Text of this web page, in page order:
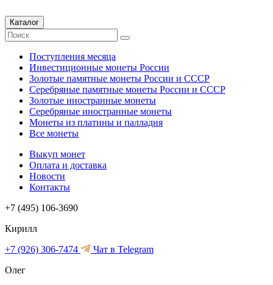
Каталог
Поступления месяца
Инвестиционные монеты России
Золотые памятные монеты России и СССР
Серебряные памятные монеты России и СССР
Золотые иностранные монеты
Серебряные иностранные монеты
Монеты из платины и палладия
Все монеты
Выкуп монет
Оплата и доставка
Новости
Контакты
+7 (495) 106-3690
Кирилл
+7 (926) 306-7474
Чат в Telegram
Олег